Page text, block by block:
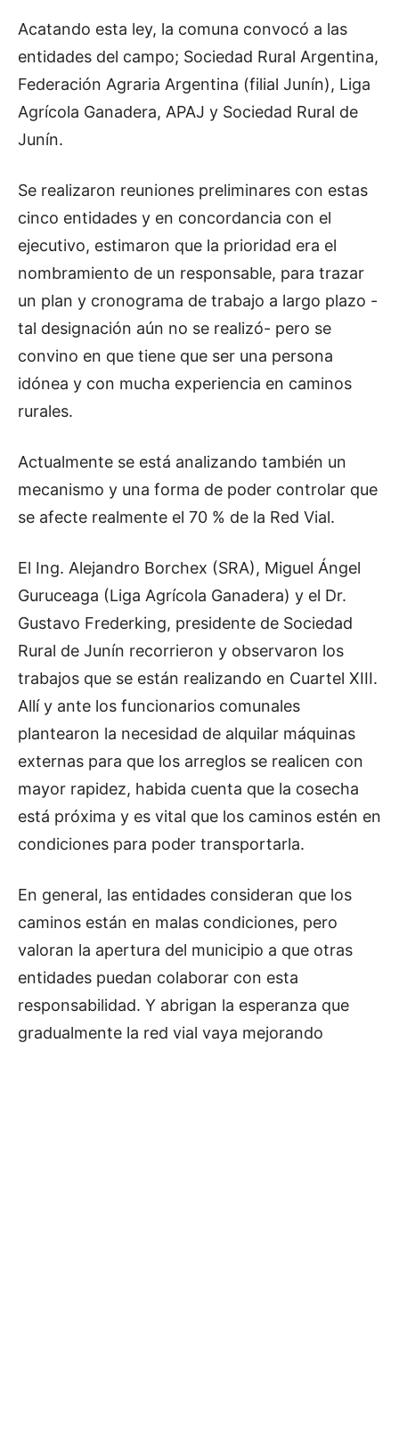
Acatando esta ley, la comuna convocó a las
entidades del campo; Sociedad Rural Argentina,
Federación Agraria Argentina (filial Junín), Liga
Agrícola Ganadera, APAJ y Sociedad Rural de
Junín.
Se realizaron reuniones preliminares con estas
cinco entidades y en concordancia con el
ejecutivo, estimaron que la prioridad era el
nombramiento de un responsable, para trazar
un plan y cronograma de trabajo a largo plazo -
tal designación aún no se realizó- pero se
convino en que tiene que ser una persona
idónea y con mucha experiencia en caminos
rurales.
Actualmente se está analizando también un
mecanismo y una forma de poder controlar que
se afecte realmente el 70 % de la Red Vial.
El Ing. Alejandro Borchex (SRA), Miguel Ángel
Guruceaga (Liga Agrícola Ganadera) y el Dr.
Gustavo Frederking, presidente de Sociedad
Rural de Junín recorrieron y observaron los
trabajos que se están realizando en Cuartel XIII.
Allí y ante los funcionarios comunales
plantearon la necesidad de alquilar máquinas
externas para que los arreglos se realicen con
mayor rapidez, habida cuenta que la cosecha
está próxima y es vital que los caminos estén en
condiciones para poder transportarla.
En general, las entidades consideran que los
caminos están en malas condiciones, pero
valoran la apertura del municipio a que otras
entidades puedan colaborar con esta
responsabilidad. Y abrigan la esperanza que
gradualmente la red vial vaya mejorando